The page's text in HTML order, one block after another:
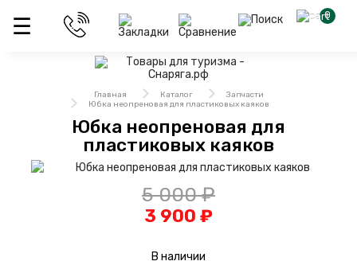
0
Главная Каталог
Запчасти
Юбка неопреновая для пластиковых каяков
Юбка неопреновая для
пластиковых каяков
5 000 ₽
3 900 ₽
В наличии